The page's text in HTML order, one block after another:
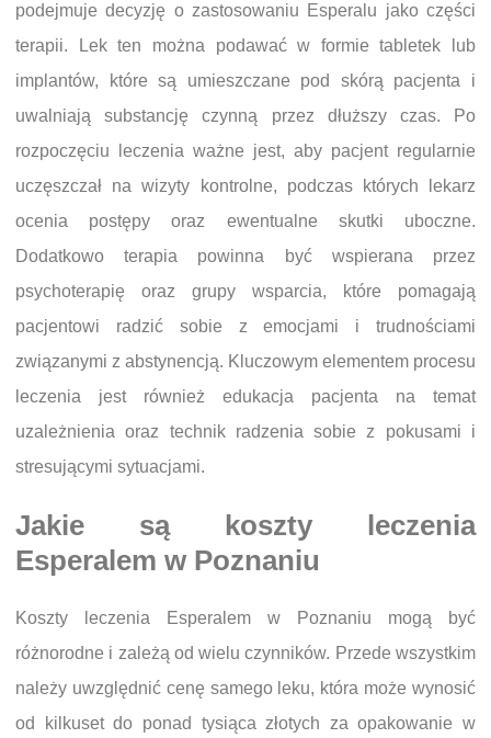
podejmuje decyzję o zastosowaniu Esperalu jako części
terapii. Lek ten można podawać w formie tabletek lub
implantów, które są umieszczane pod skórą pacjenta i
uwalniają substancję czynną przez dłuższy czas. Po
rozpoczęciu leczenia ważne jest, aby pacjent regularnie
uczęszczał na wizyty kontrolne, podczas których lekarz
ocenia postępy oraz ewentualne skutki uboczne.
Dodatkowo terapia powinna być wspierana przez
psychoterapię oraz grupy wsparcia, które pomagają
pacjentowi radzić sobie z emocjami i trudnościami
związanymi z abstynencją. Kluczowym elementem procesu
leczenia jest również edukacja pacjenta na temat
uzależnienia oraz technik radzenia sobie z pokusami i
stresującymi sytuacjami.
Jakie są koszty leczenia
Esperalem w Poznaniu
Koszty leczenia Esperalem w Poznaniu mogą być
różnorodne i zależą od wielu czynników. Przede wszystkim
należy uwzględnić cenę samego leku, która może wynosić
od kilkuset do ponad tysiąca złotych za opakowanie w